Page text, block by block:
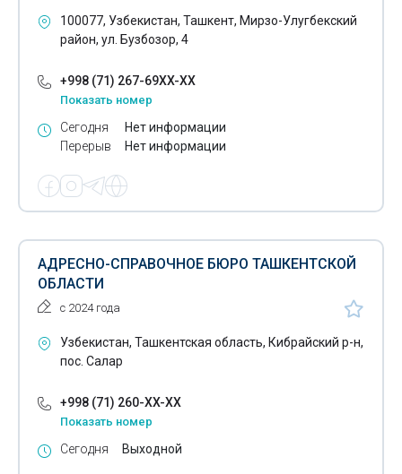
100077, Узбекистан, Ташкент, Мирзо-Улугбекский
район, ул. Бузбозор, 4
+998 (71) 267-69XX-XX
Показать номер
Сегодня
Перерыв
Нет информации
Нет информации
АДРЕСНО-СПРАВОЧНОЕ БЮРО ТАШКЕНТСКОЙ
ОБЛАСТИ
с 2024 года
Узбекистан, Ташкентская область, Кибрайский р-н,
пос. Салар
+998 (71) 260-XX-XX
Показать номер
Сегодня Выходной